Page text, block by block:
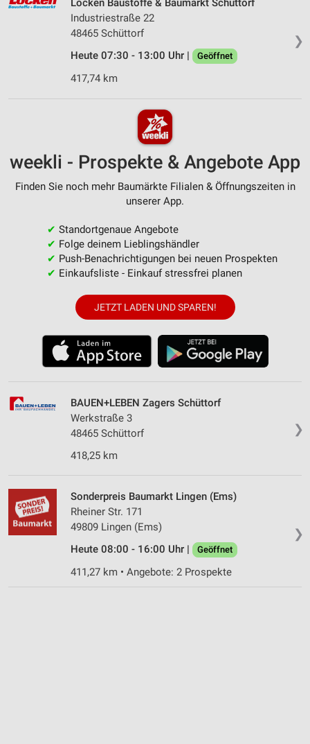
❯
Löcken Baustoffe & Baumarkt Schüttorf
Industriestraße 22
48465 Schüttorf
Heute 07:30 - 13:00 Uhr |
Geöffnet
417,74 km
weekli - Prospekte & Angebote App
Finden Sie noch mehr Baumärkte Filialen & Öffnungszeiten in
unserer App.
✔ Standortgenaue Angebote
✔ Folge deinem Lieblingshändler
✔ Push-Benachrichtigungen bei neuen Prospekten
✔ Einkaufsliste - Einkauf stressfrei planen
JETZT LADEN UND SPAREN!
❯
BAUEN+LEBEN Zagers Schüttorf
Werkstraße 3
48465 Schüttorf
418,25 km
❯
Sonderpreis Baumarkt Lingen (Ems)
Rheiner Str. 171
49809 Lingen (Ems)
Heute 08:00 - 16:00 Uhr |
Geöffnet
411,27 km • Angebote: 2 Prospekte